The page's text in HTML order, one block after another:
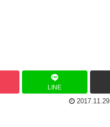
LINE
2017.11.29